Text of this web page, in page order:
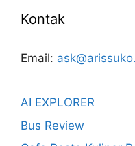
Kontak
Email:
AI EXPLORER
Bus Review